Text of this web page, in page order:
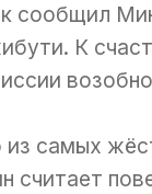
сообщил
К
самых
считает